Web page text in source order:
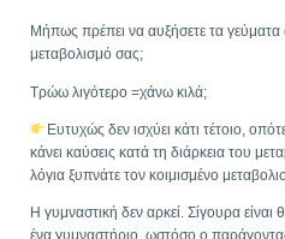
Μήπως πρέπει να αυξήσετε τα γεύματα
μεταβολισμό σας;
Τρώω λιγότερο =χάνω κιλά;
Ευτυχώς δεν ισχύει κάτι τέτοιο,
κάνει καύσεις κατά τη διάρκεια του
λόγια ξυπνάτε τον κοιμισμένο
Η γυμναστική δεν αρκεί. Σίγουρα είναι